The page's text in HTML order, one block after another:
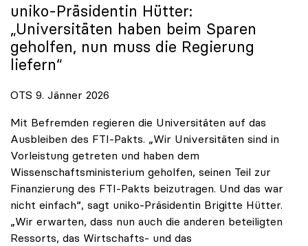
uniko-Präsidentin Hütter:
„Universitäten haben beim Sparen
geholfen, nun muss die Regierung
liefern“
OTS 9. Jänner 2026
Mit Befremden regieren die Universitäten auf das
Ausbleiben des FTI-Pakts. „Wir Universitäten sind in
Vorleistung getreten und haben dem
Wissenschaftsministerium geholfen, seinen Teil zur
Finanzierung des FTI-Pakts beizutragen. Und das war
nicht einfach“, sagt uniko-Präsidentin Brigitte Hütter.
„Wir erwarten, dass nun auch die anderen beteiligten
Ressorts, das Wirtschafts- und das